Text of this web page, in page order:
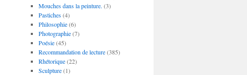
Mouches dans la peinture. (3)
Pastiches(4)
Philosophie(6)
Photographie(7)
Poésie(45)
Recommandation de lecture(385)
Rhétorique(22)
Sculpture(1)